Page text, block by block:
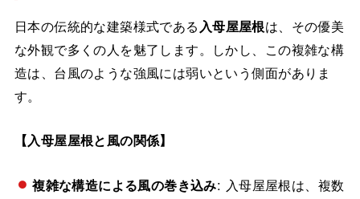
日本の伝統的な建築様式である 入母屋屋根は、その優美
な外観で多くの人を魅了します。しかし、この複雑な構
造は、台風のような強風には弱いという側面がありま
す。
【入母屋屋根と風の関係】
複雑な構造による風の巻き込み: 入母屋屋根は、複数